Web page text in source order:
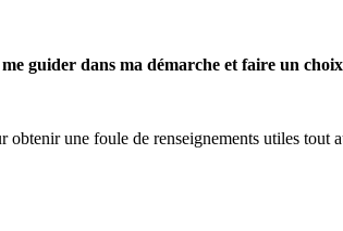
guider dans ma démarche et faire un
obtenir une foule de renseignements utiles tout